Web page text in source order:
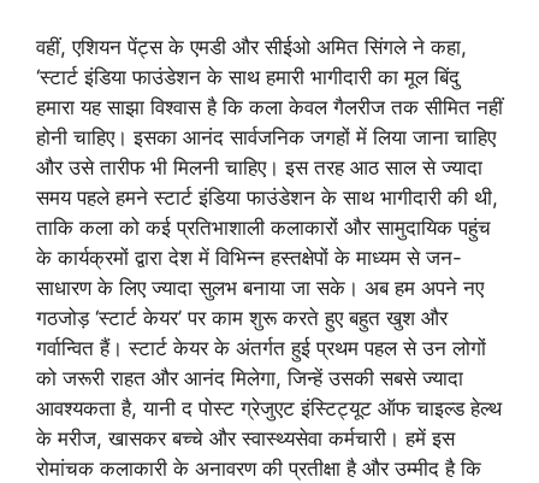
वहीं, एशियन पेंट्स के एमडी और सीईओ अमित सिंगले ने कहा,
‘स्‍टार्ट इंडिया फाउंडेशन के साथ हमारी भागीदारी का मूल बिंदु
हमारा यह साझा विश्‍वास है कि कला केवल गैलरीज तक सीमित नहीं
होनी चाहिए। इसका आनंद सार्वजनिक जगहों में लिया जाना चाहिए
और उसे तारीफ भी मिलनी चाहिए। इस तरह आठ साल से ज्‍यादा
समय पहले हमने स्‍टार्ट इंडिया फाउंडेशन के साथ भागीदारी की थी,
ताकि कला को कई प्रतिभाशाली कलाकारों और सामुदायिक पहुंच
के कार्यक्रमों द्वारा देश में विभिन्‍न हस्‍तक्षेपों के माध्‍यम से जन-
साधारण के लिए ज्‍यादा सुलभ बनाया जा सके। अब हम अपने नए
गठजोड़ ‘स्‍टार्ट केयर’ पर काम शुरू करते हुए बहुत खुश और
गर्वान्वित हैं। स्‍टार्ट केयर के अंतर्गत हुई प्रथम पहल से उन लोगों
को जरूरी राहत और आनंद मिलेगा, जिन्‍हें उसकी सबसे ज्‍यादा
आवश्‍यकता है, यानी द पोस्‍ट ग्रेजुएट इंस्टिट्यूट ऑफ चाइल्‍ड हेल्‍थ
के मरीज, खासकर बच्‍चे और स्‍वास्‍थ्‍यसेवा कर्मचारी। हमें इस
रोमांचक कलाकारी के अनावरण की प्रतीक्षा है और उम्‍मीद है कि